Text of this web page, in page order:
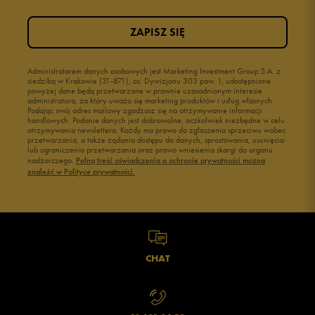
Administratorem danych osobowych jest Marketing Investment Group S.A. z
siedzibą w Krakowie (31-871), os. Dywizjonu 303 paw. 1, udostępnione
powyżej dane będą przetwarzane w prawnie uzasadnionym interesie
administratora, za który uważa się marketing produktów i usług własnych.
Podając swój adres mailowy zgadzasz się na otrzymywanie informacji
handlowych. Podanie danych jest dobrowolne, aczkolwiek niezbędne w celu
otrzymywania newslettera. Każdy ma prawo do zgłoszenia sprzeciwu wobec
przetwarzania, a także żądania dostępu do danych, sprostowania, usunięcia
lub ograniczenia przetwarzania oraz prawo wniesienia skargi do organu
nadzorczego. Pełną treść oświadczenia o ochronie prywatności można
znaleźć w Polityce prywatności.
ZAPISZ SIĘ
CHAT